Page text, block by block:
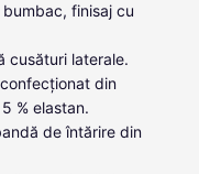
finisaj cu
cusături laterale.
din
% elastan.
de întărire din